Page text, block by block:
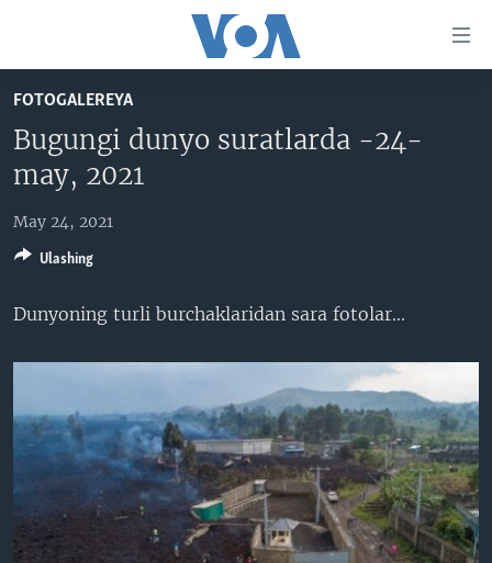
boring
Boshiga
Qidiruvga
o'ting
AMERIKA
MARKAZIY OSIYO
XALQARO
MULTIMEDIA
VASHINGTON CHOYXONASI
MOBIL-SALOM!
VIDEO
XABARLAR SURATLARDA
YOUTUBE
INSTAGRAM
ODNOKLASSNIKI
TELEGRAM
EDITORIAL
Learning English
FOTOGALEREYA
Bugungi dunyo suratlarda -24-
may, 2021
May 24, 2021
Dunyoning turli burchaklaridan sara fotolar...​
Ulashing